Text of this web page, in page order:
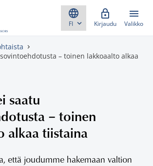
Kirjaudu Valikko
– toinen lakkoaalto alkaa
saatu
– toinen
alkaa tiistaina
että joudumme hakemaan valtion